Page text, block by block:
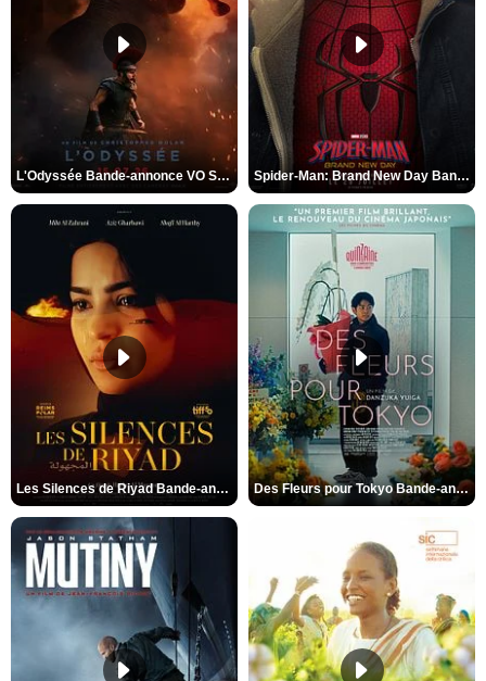
L'Odyssée Bande-annonce VO STFR Spider-Man: Brand New Day Bande-annonce VO STFR
Les Silences de Riyad Bande-annonce VO STFR Des Fleurs pour Tokyo Bande-annonce VO STFR